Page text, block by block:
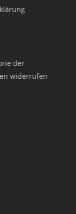
der
widerrufen